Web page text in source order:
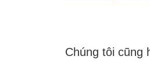
Chúng tôi cũng